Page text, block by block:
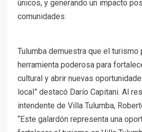
únicos, y generando un impacto
comunidades.
Tulumba demuestra que el turismo
herramienta poderosa para
cultural y abrir nuevas
local” destacó Darío Capitani. Al
intendente de Villa Tulumba,
“Este galardón representa una